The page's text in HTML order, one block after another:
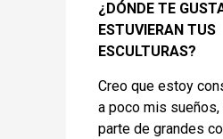
¿DÓNDE TE
ESTUVIERAN TUS
ESCULTURAS?
Creo que estoy
a poco mis
parte de grandes